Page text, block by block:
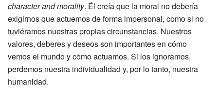
character and morality. Él creía que la moral no debería
exigirnos que actuemos de forma impersonal, como si no
tuviéramos nuestras propias circunstancias. Nuestros
valores, deberes y deseos son importantes en cómo
vemos el mundo y cómo actuamos. Si los ignoramos,
perdemos nuestra individualidad y, por lo tanto, nuestra
humanidad.